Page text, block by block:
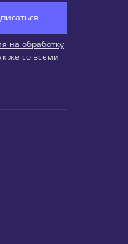
на обработку
же со всеми